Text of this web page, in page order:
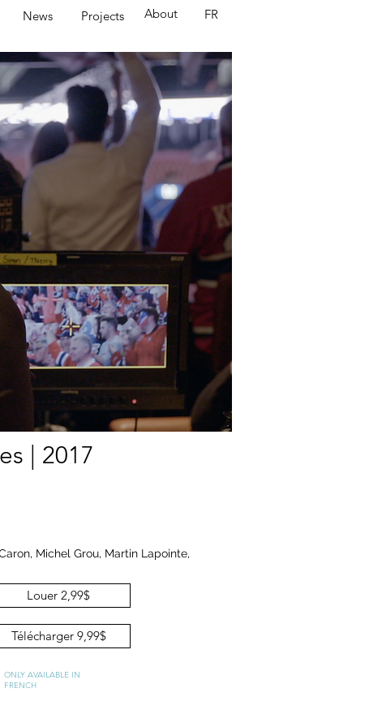
News Projects About FR
| 2017
Michel Grou, Martin Lapointe,
Louer 2,99$
Télécharger 9,99$
ONLY AVAILABLE IN
FRENCH